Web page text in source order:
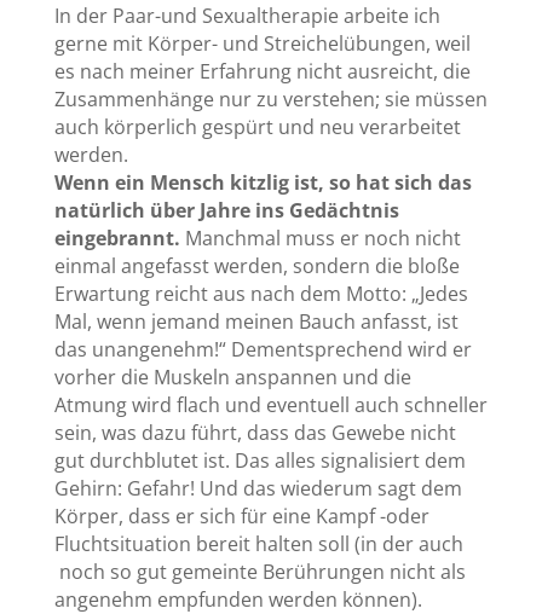
In der Paar-und Sexualtherapie arbeite ich
gerne mit Körper- und Streichelübungen, weil
es nach meiner Erfahrung nicht ausreicht, die
Zusammenhänge nur zu verstehen; sie müssen
auch körperlich gespürt und neu verarbeitet
werden.
Wenn ein Mensch kitzlig ist, so hat sich das
natürlich über Jahre ins Gedächtnis
eingebrannt. Manchmal muss er noch nicht
einmal angefasst werden, sondern die bloße
Erwartung reicht aus nach dem Motto: „Jedes
Mal, wenn jemand meinen Bauch anfasst, ist
das unangenehm!“ Dementsprechend wird er
vorher die Muskeln anspannen und die
Atmung wird flach und eventuell auch schneller
sein, was dazu führt, dass das Gewebe nicht
gut durchblutet ist. Das alles signalisiert dem
Gehirn: Gefahr! Und das wiederum sagt dem
Körper, dass er sich für eine Kampf -oder
Fluchtsituation bereit halten soll (in der auch
noch so gut gemeinte Berührungen nicht als
angenehm empfunden werden können).